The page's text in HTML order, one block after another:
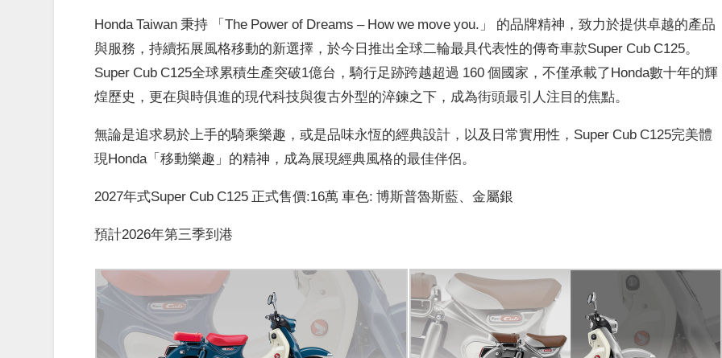
Honda Taiwan 秉持 「The Power of Dreams – How we move you.」 的品牌精神，致力於提供卓越的產品
與服務，持續拓展風格移動的新選擇，於今日推出全球二輪最具代表性的傳奇車款Super Cub C125。
Super Cub C125全球累積生產突破1億台，騎行足跡跨越超過 160 個國家，不僅承載了Honda數十年的輝
煌歷史，更在與時俱進的現代科技與復古外型的淬鍊之下，成為街頭最引人注目的焦點。
無論是追求易於上手的騎乘樂趣，或是品味永恆的經典設計，以及日常實用性，Super Cub C125完美體
現Honda「移動樂趣」的精神，成為展現經典風格的最佳伴侶。
2027年式Super Cub C125 正式售價:16萬 車色: 博斯普魯斯藍、金屬銀
預計2026年第三季到港